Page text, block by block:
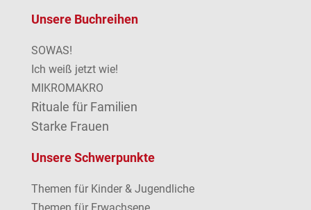
Unsere Buchreihen
SOWAS!
Ich weiß jetzt wie!
MIKROMAKRO
Rituale für Familien
Starke Frauen
Unsere Schwerpunkte
Themen für Kinder & Jugendliche